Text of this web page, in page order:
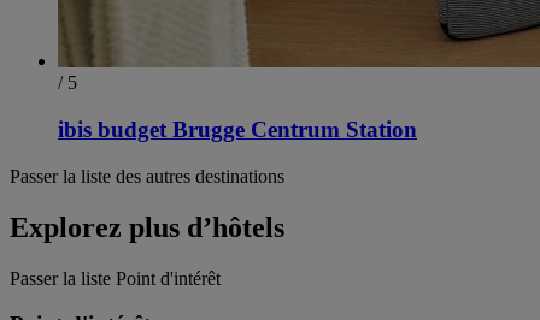
/ 5
ibis budget Brugge Centrum Station
Passer la liste des autres destinations
Explorez plus d’hôtels
Passer la liste Point d'intérêt